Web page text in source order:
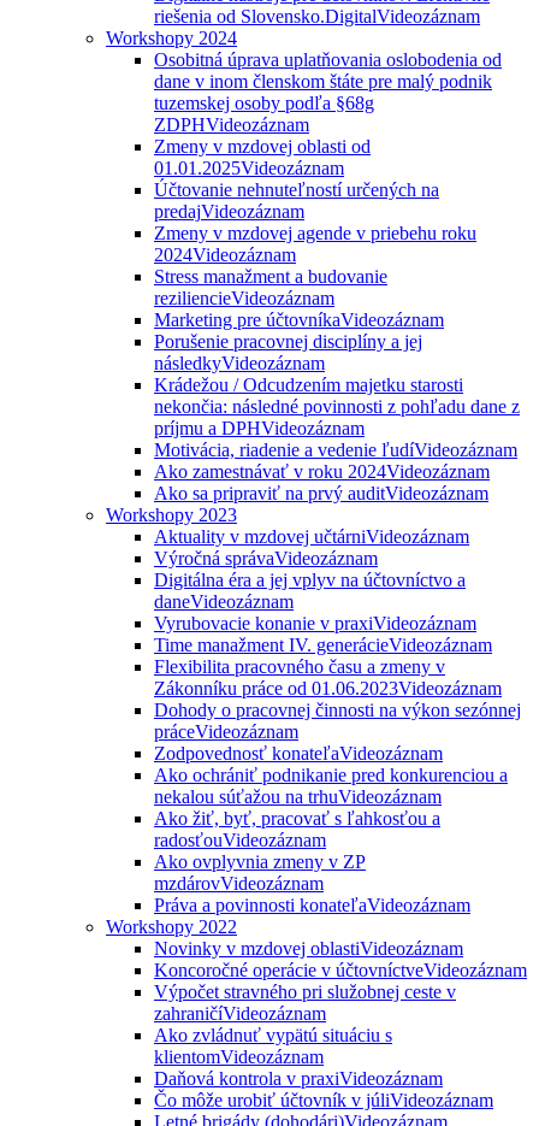
riešenia od Slovensko.DigitalVideozáznam
Workshopy 2024
Osobitná úprava uplatňovania oslobodenia od
dane v inom členskom štáte pre malý podnik
tuzemskej osoby podľa §68g
ZDPHVideozáznam
Zmeny v mzdovej oblasti od
01.01.2025Videozáznam
Účtovanie nehnuteľností určených na
predajVideozáznam
Zmeny v mzdovej agende v priebehu roku
2024Videozáznam
Stress manažment a budovanie
reziliencieVideozáznam
Marketing pre účtovníkaVideozáznam
Porušenie pracovnej disciplíny a jej
následkyVideozáznam
Krádežou / Odcudzením majetku starosti
nekončia: následné povinnosti z pohľadu dane z
príjmu a DPHVideozáznam
Motivácia, riadenie a vedenie ľudíVideozáznam
Ako zamestnávať v roku 2024Videozáznam
Ako sa pripraviť na prvý auditVideozáznam
Workshopy 2023
Aktuality v mzdovej učtárniVideozáznam
Výročná správaVideozáznam
Digitálna éra a jej vplyv na účtovníctvo a
daneVideozáznam
Vyrubovacie konanie v praxiVideozáznam
Time manažment IV. generácieVideozáznam
Flexibilita pracovného času a zmeny v
Zákonníku práce od 01.06.2023Videozáznam
Dohody o pracovnej činnosti na výkon sezónnej
práceVideozáznam
Zodpovednosť konateľaVideozáznam
Ako ochrániť podnikanie pred konkurenciou a
nekalou súťažou na trhuVideozáznam
Ako žiť, byť, pracovať s ľahkosťou a
radosťouVideozáznam
Ako ovplyvnia zmeny v ZP
mzdárovVideozáznam
Práva a povinnosti konateľaVideozáznam
Workshopy 2022
Novinky v mzdovej oblastiVideozáznam
Koncoročné operácie v účtovníctveVideozáznam
Výpočet stravného pri služobnej ceste v
zahraničíVideozáznam
Ako zvládnuť vypätú situáciu s
klientomVideozáznam
Daňová kontrola v praxiVideozáznam
Čo môže urobiť účtovník v júliVideozáznam
Letné brigády (dohodári)Videozáznam